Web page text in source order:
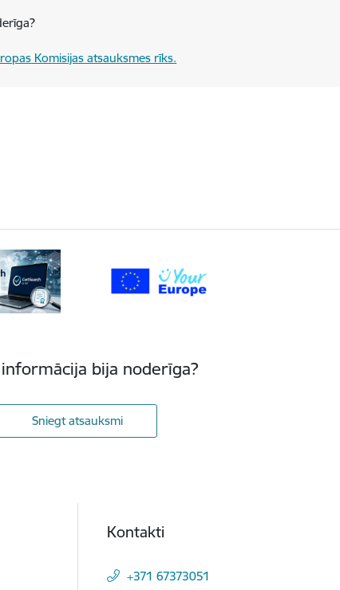
Komisijas atsauksmes rīks.
bija noderīga?
Sniegt atsauksmi
Kontakti
+371 67373051